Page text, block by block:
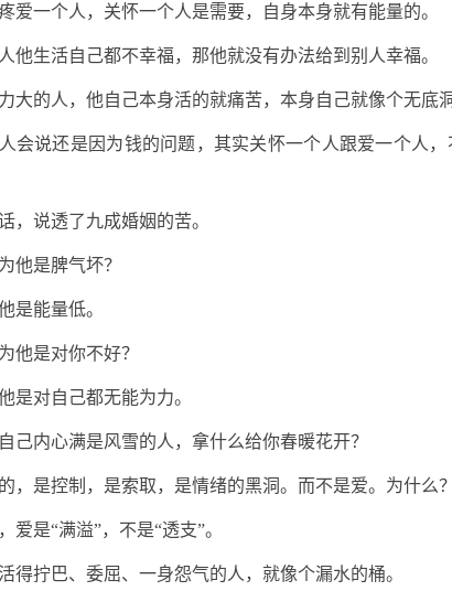
爱一个人，关怀一个人是需要，自身本身就有能量的。
他生活自己都不幸福，那他就没有办法给到别人幸福。
大的人，他自己本身活的就痛苦，本身自己就像个无底
会说还是因为钱的问题，其实关怀一个人跟爱一个人
，说透了九成婚姻的苦。
他是脾气坏？
是能量低。
他是对你不好？
是对自己都无能为力。
己内心满是风雪的人，拿什么给你春暖花开？
，是控制，是索取，是情绪的黑洞。而不是爱。为什么？
爱是“满溢”，不是“透支”。
得拧巴、委屈、一身怨气的人，就像个漏水的桶。